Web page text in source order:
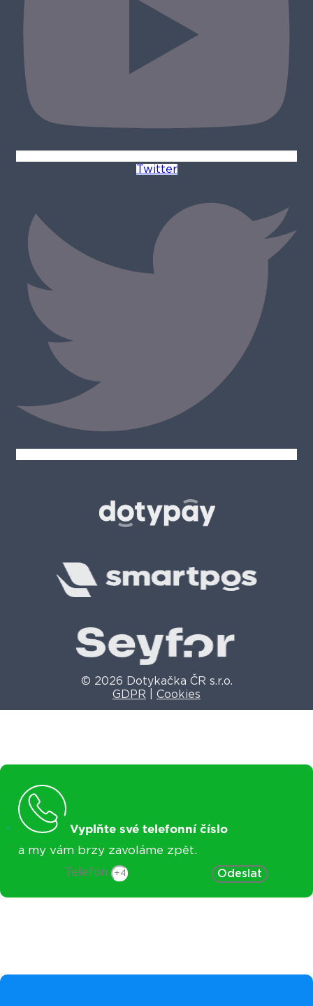
Twitter
© 2026 Dotykačka ČR s.r.o.
GDPR
Cookies
Vyplňte své telefonní číslo
a my vám brzy zavoláme zpět.
Telefon Odeslat